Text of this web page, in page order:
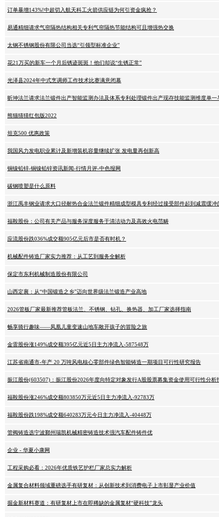
订单暴增143%!中超切入航天科工火箭供应链为何引资金疯抢？
易通精细请求气帘隔热结构相关专利气帘隔热节能结构可且增强热交换
太钢不锈钢股份有限公司当选“引领型标准企业”
花21万买的新车一个月后锈迹斑斑！他们却说“生锈正常”
光泽县2024年中式烹调师工作技术比赛满意闭幕
昕坤法兰请求法兰锻件出产智能监测办法及体系专利处理锻件出产现存技能监测维度单一
熊猫猜猜红包版2022
坦克500 优惠政策
我国风力发电职业累计及新增装机容量继续扩张 发电量再创新高
铜镍铅锌-铜镍铅锌资讯新闻-行情月评-中色报网
碳钢喷塑是什么原料
浙江禹丰钢业请求大口径耐热合金法兰锻件精细成型模具专利经过接受部件起到减震缓冲
福鞍股份：公司有关产品与服务深度服务于清洁动力及高效火电范畴
应流股份跌036%成交额905亿元后市是否有时机？
机械配件铸造厂家实力推荐：从工艺到服务全解析
保定市东利机械制造股份有限公司
山西定襄：从“中国锻造之乡”迈向世界级法兰锻造产业高地
2026管板厂家最新推荐管板法兰、不锈钢、钻孔、换热器、加工厂家选择指南
畅享骑行趣味——凤凰儿童变速山地车敞开孩子的冒险之旅
金雷股份涨149%成交额395亿元近5日主力净流入-587548万
江苏省南通市-年产 20 万吨风电核心零部件绿色智能铸造一期项目可行性研究报告
振江股份(603507)：振江股份2026年度向特定对象发行A股股票募集资金使用可行性分析
福鞍股份涨246%成交额803850万元近5日主力净流入-92783万
福鞍股份跌198%成交额640283万元今日主力净流入-40448万
管阀铸造选宁波鄞州瑞凯机械精密铸造技术强汽车配件铸件优
企业 - 华夏小康网
工程采购必看：2026年优质铁艺护栏厂家总实力解析
金属复合材料领域重磅选手有研复材：从创新技术到消费电子上市彰显产业价值
掘金新材料赛道：有研复材上市在即稀缺的金属复材“硬科技”龙头